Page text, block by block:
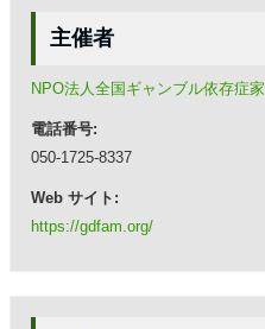
主催者
NPO法人全国ギャンブル依存症
電話番号:
050-1725-8337
Web サイト:
https://gdfam.org/